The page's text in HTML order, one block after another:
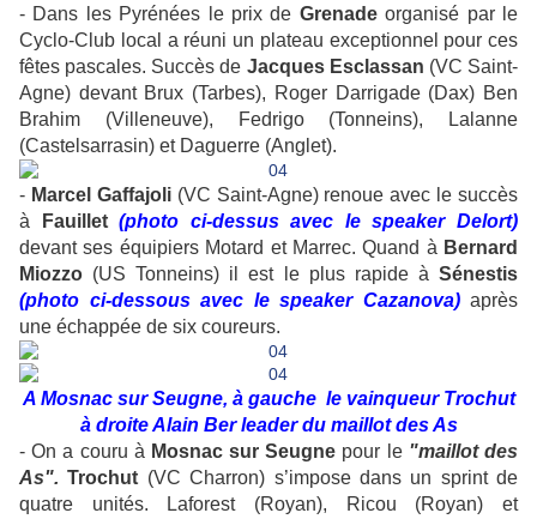
- Dans les Pyrénées le prix de Grenadeorganisé par le
Cyclo-Club local a réuni un plateau exceptionnel pour ces
fêtes pascales. Succès de Jacques Esclassan (VC Saint-
Agne) devant Brux (Tarbes), Roger Darrigade (Dax) Ben
Brahim (Villeneuve), Fedrigo (Tonneins), Lalanne
(Castelsarrasin) et Daguerre (Anglet).
- Marcel Gaffajoli(VC Saint-Agne) renoue avec le succès
à
Fauillet(photo ci-dessus avec le speaker Delort)
devant ses équipiers Motard et Marrec. Quand à Bernard
Miozzo (US Tonneins) il est le plus rapide à Sénestis
(photo ci-dessous avec le speaker Cazanova)après
une échappée de six coureurs.
A Mosnac sur Seugne, à gauche le vainqueur Trochut
à droite Alain Ber leader du maillot des As
- On a couru à Mosnac sur Seugne pour le "maillot des
As". Trochut (VC Charron) s’impose dans un sprint de
quatre unités. Laforest (Royan), Ricou (Royan) et